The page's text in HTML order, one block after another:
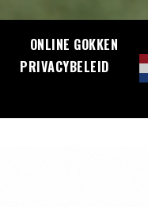
ONLINE GOKKEN
PRIVACYBELEID